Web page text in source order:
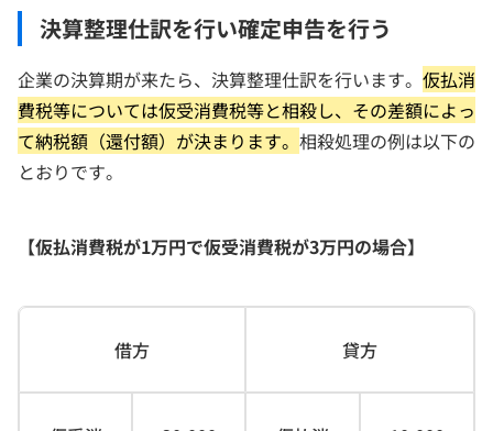
決算整理仕訳を行い確定申告を行う
企業の決算期が来たら、決算整理仕訳を行います。 仮払消
費税等については仮受消費税等と相殺し、その差額によっ
て納税額（還付額）が決まります。 相殺処理の例は以下の
とおりです。
【仮払消費税が1万円で仮受消費税が3万円の場合】
借方 貸方